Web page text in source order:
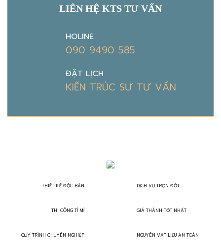
LIÊN HỆ KTS TƯ VẤN
HOLINE
090 9490 585
ĐẶT LỊCH
KIẾN TRÚC SƯ TƯ VẤN
THIẾT KẾ ĐỘC BẢN
THI CÔNG TỈ MỈ
QUY TRÌNH CHUYÊN NGHIỆP
DỊCH VỤ TRỌN ĐỜI
GIÁ THÀNH TỐT NHẤT
NGUYÊN VẬT LIỆU AN TOÀN